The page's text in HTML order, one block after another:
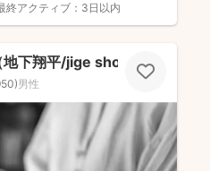
終アクティブ： 3日以内
地下翔平/jige shohe）
)男性